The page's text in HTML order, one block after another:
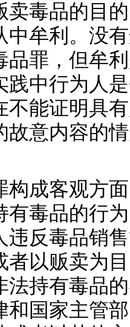
卖毒品的目
中牟利。没
品罪，但牟
践中行为人
不能证明具
故意内容的
成客观方面
有毒品的行
违反毒品销
者以贩卖为
法持有毒品
和国家主管